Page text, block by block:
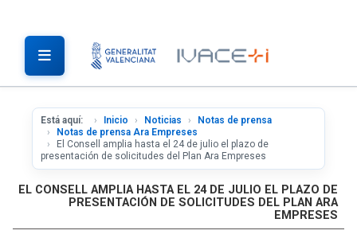
Está aquí: Inicio Noticias
Notas de prensa
Notas de prensa Ara Empreses
El Consell amplia hasta el 24 de julio el plazo de
presentación de solicitudes del Plan Ara Empreses
EL CONSELL AMPLIA HASTA EL 24 DE JULIO EL PLAZO DE
PRESENTACIÓN DE SOLICITUDES DEL PLAN ARA
EMPRESES